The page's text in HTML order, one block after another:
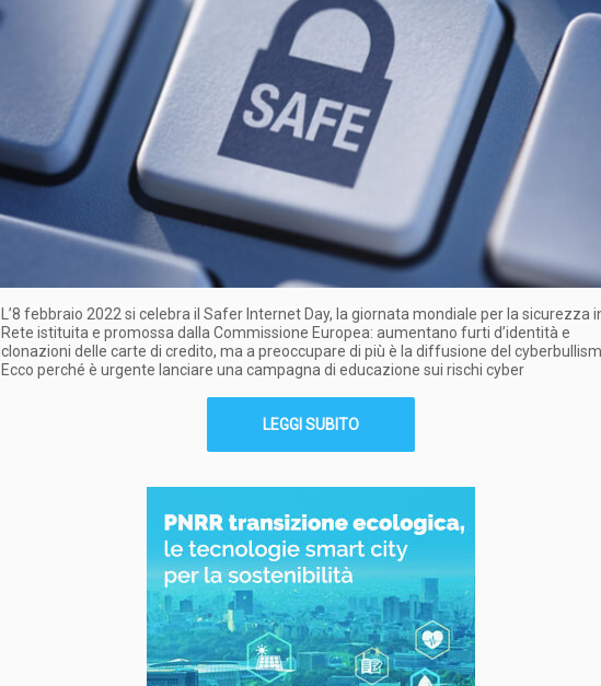
L’8 febbraio 2022 si celebra il Safer Internet Day, la giornata mondiale per la sicurezza
Rete istituita e promossa dalla Commissione Europea: aumentano furti d’identità e
clonazioni delle carte di credito, ma a preoccupare di più è la diffusione del
Ecco perché è urgente lanciare una campagna di educazione sui rischi cyber
LEGGI SUBITO